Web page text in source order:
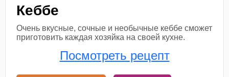
Кеббе
Очень вкусные, сочные и необычные кеббе сможет
приготовить каждая хозяйка на своей кухне.
Посмотреть рецепт